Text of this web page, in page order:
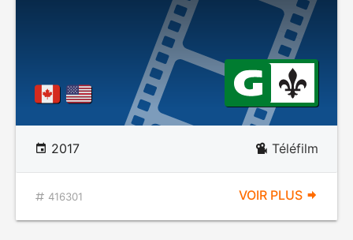
2017 Téléfilm
416301 VOIR PLUS